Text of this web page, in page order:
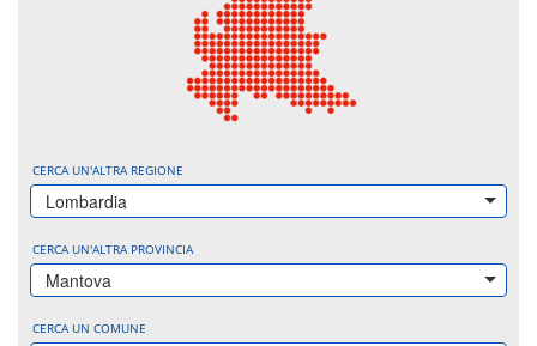
CERCA UN'ALTRA REGIONE
Lombardia
CERCA UN'ALTRA PROVINCIA
Mantova
CERCA UN COMUNE